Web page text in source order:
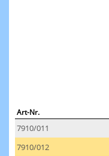
Art-Nr.
7910/011
7910/012